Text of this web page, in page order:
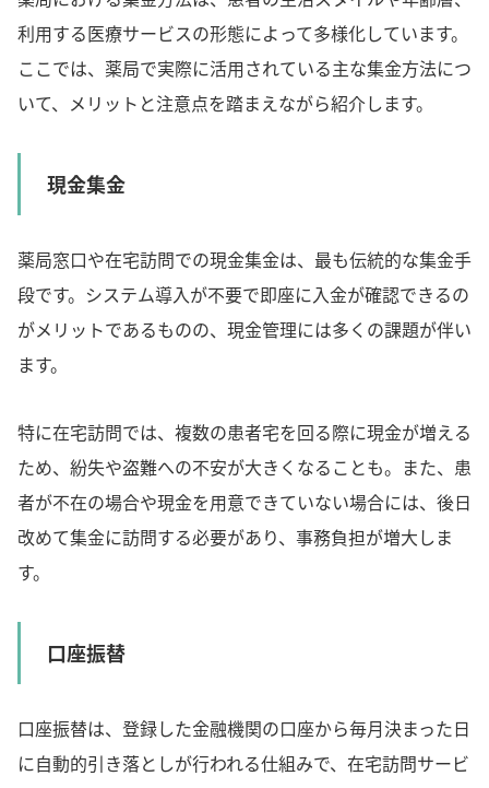
利用する医療サービスの形態によって多様化しています。
ここでは、薬局で実際に活用されている主な集金方法につ
いて、メリットと注意点を踏まえながら紹介します。
現金集金
薬局窓口や在宅訪問での現金集金は、最も伝統的な集金手
段です。システム導入が不要で即座に入金が確認できるの
がメリットであるものの、現金管理には多くの課題が伴い
ます。
特に在宅訪問では、複数の患者宅を回る際に現金が増える
ため、紛失や盗難への不安が大きくなることも。また、患
者が不在の場合や現金を用意できていない場合には、後日
改めて集金に訪問する必要があり、事務負担が増大しま
す。
口座振替
口座振替は、登録した金融機関の口座から毎月決まった日
に自動的引き落としが行われる仕組みで、在宅訪問サービ